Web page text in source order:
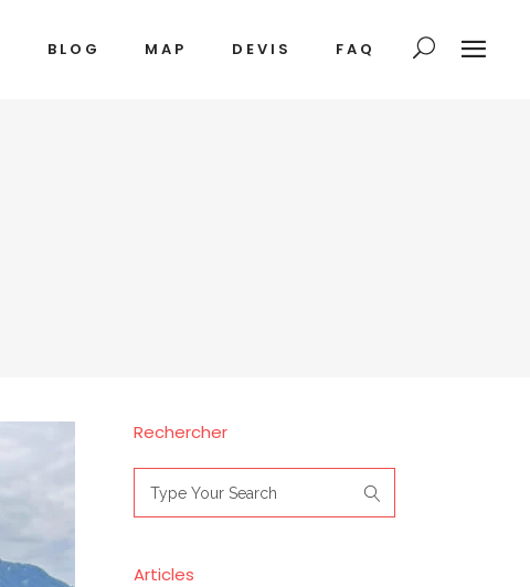
BLOG MAP DEVIS FAQ
Rechercher
for:
Articles